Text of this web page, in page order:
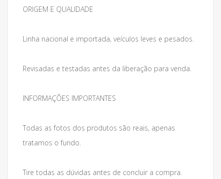
ORIGEM E QUALIDADE
Linha nacional e importada, veículos leves e pesados.
Revisadas e testadas antes da liberação para venda.
INFORMAÇÕES IMPORTANTES
Todas as fotos dos produtos são reais, apenas
tratamos o fundo.
Tire todas as dúvidas antes de concluir a compra.